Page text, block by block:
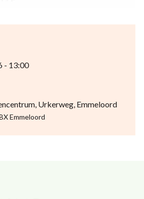
- 13:00
Urkerweg, Emmeloord
Emmeloord